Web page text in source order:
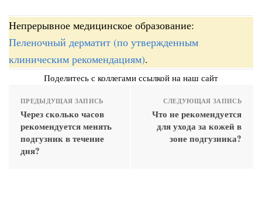
Непрерывное медицинское образование:
Пеленочный дерматит (по утвержденным
клиническим рекомендациям).
Поделитесь с коллегами ссылкой на наш сайт
ПРЕДЫДУЩАЯ ЗАПИСЬ
Через сколько часов
рекомендуется менять
подгузник в течение
дня?
СЛЕДУЮЩАЯ ЗАПИСЬ
Что не рекомендуется
для ухода за кожей в
зоне подгузника?